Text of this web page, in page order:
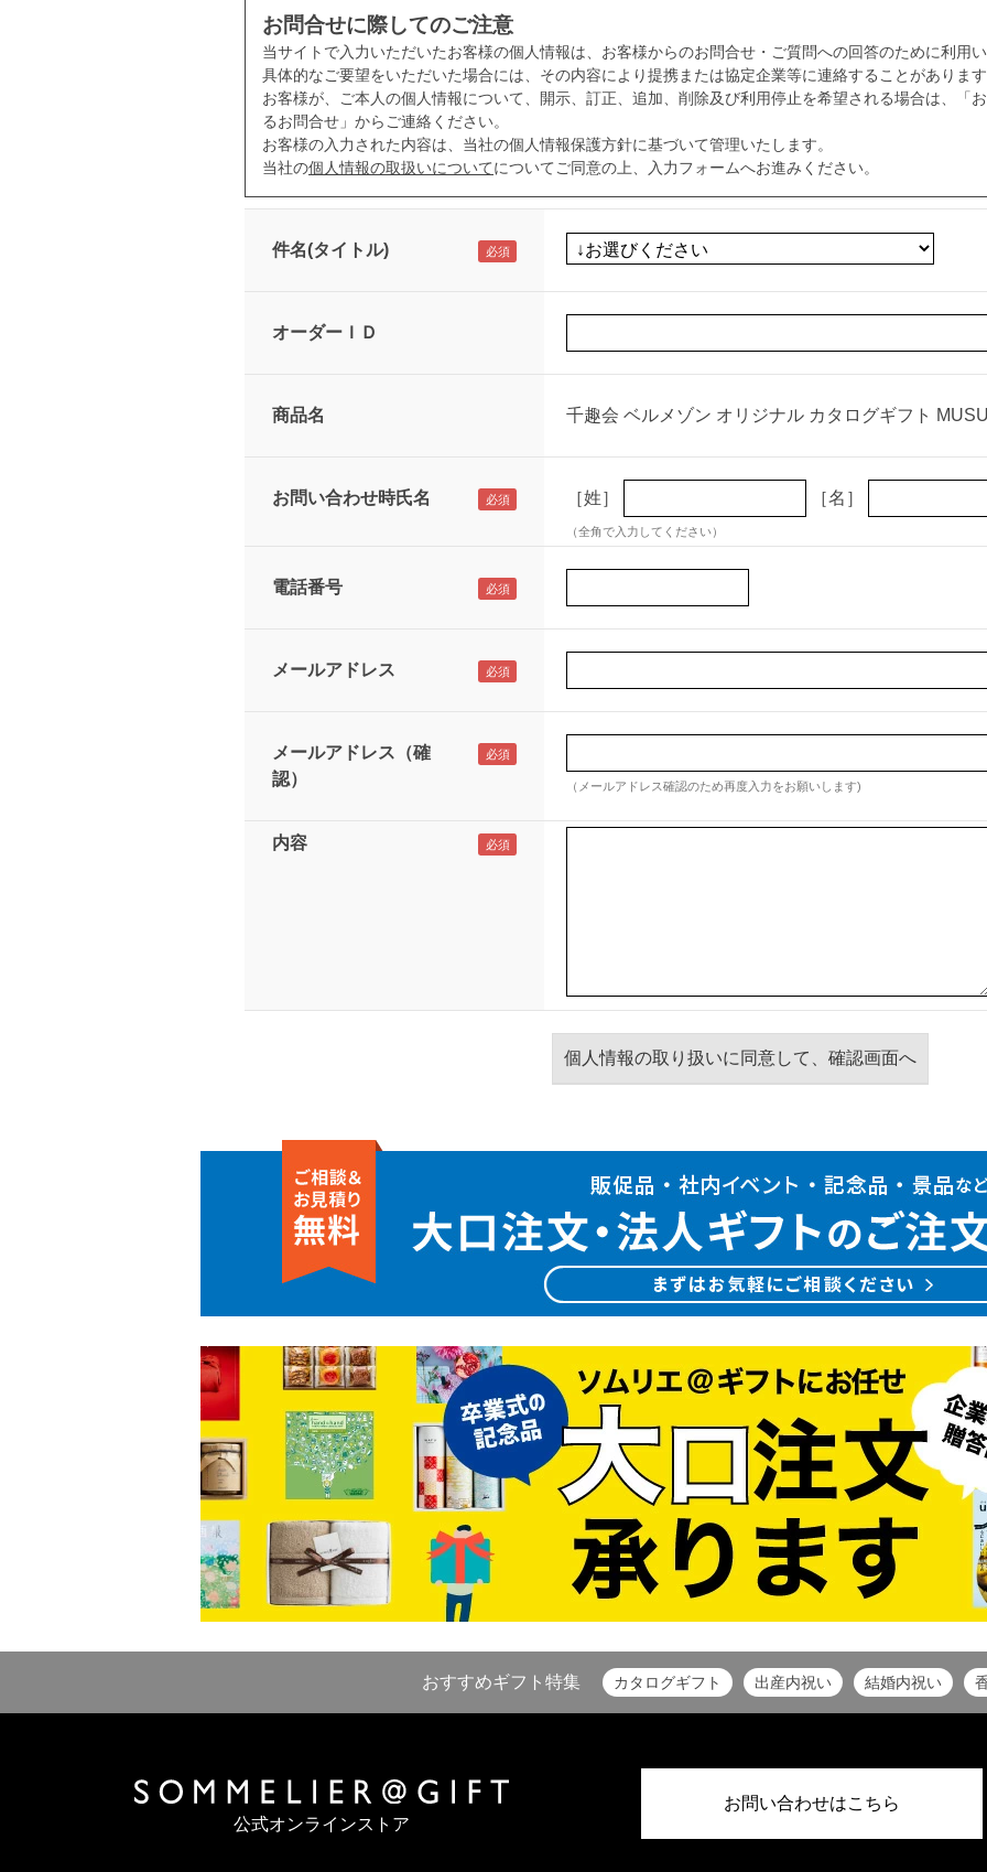
お問合せに際してのご注意
当サイトで入力いただいたお客様の個人情報は、お客様からのお問合せ・ご質問への回答のために利用い
具体的なご要望をいただいた場合には、その内容により提携または協定企業等に連絡することがあります
お客様が、ご本人の個人情報について、開示、訂正、追加、削除及び利用停止を希望される場合は、「
るお問合せ」からご連絡ください。
お客様の入力された内容は、当社の個人情報保護方針に基づいて管理いたします。
当社の個人情報の取扱いについてについてご同意の上、入力フォームへお進みください。
件名(タイトル)
オーダーＩＤ
商品名 千趣会 ベルメゾン オリジナル カタログギフト
お問い合わせ時氏名 ［姓］ ［名］
（全角で入力してください）
電話番号
メールアドレス
メールアドレス（確
認）
（メールアドレス確認のため再度入力をお願いします)
内容
おすすめギフト特集 カタログギフト 出産内祝い 結婚内祝い
公式オンラインストア
お問い合わせはこちら